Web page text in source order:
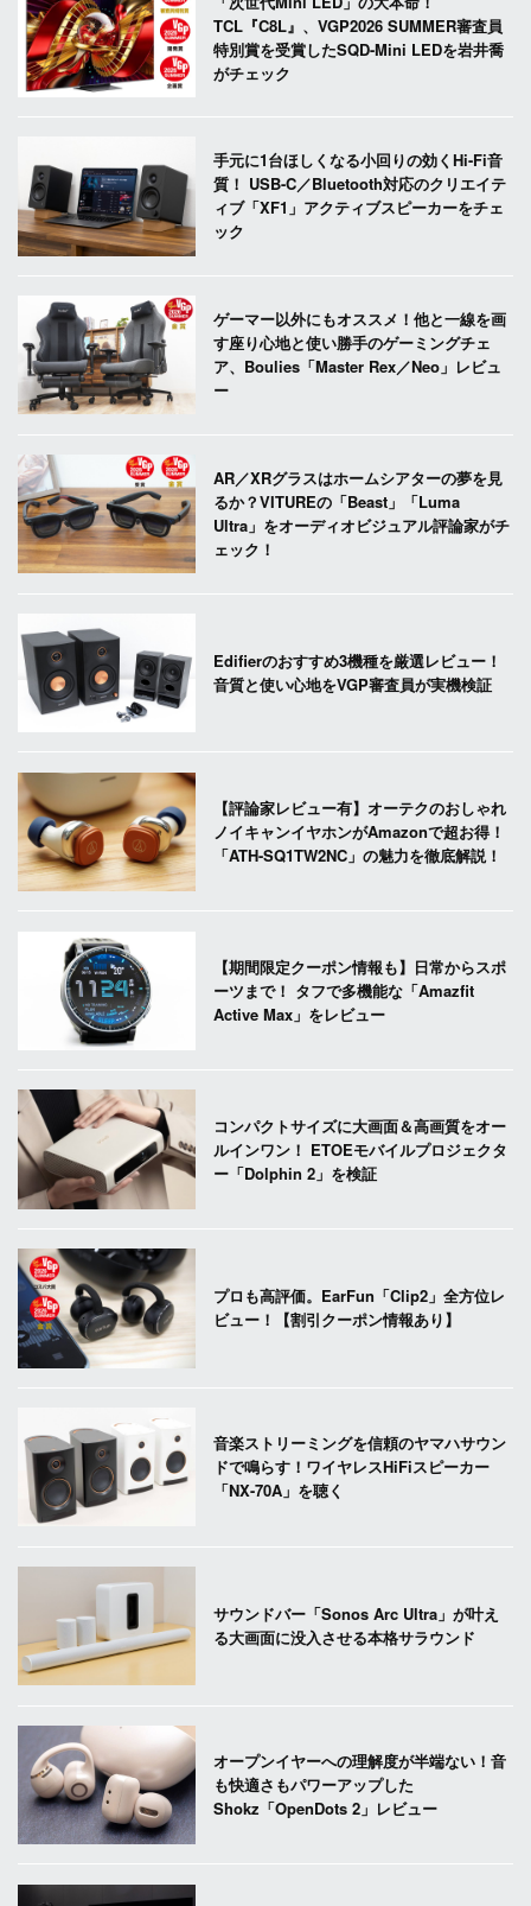
TCL『C8L』、VGP2026 SUMMER審査員
特別賞を受賞したSQD-Mini LEDを岩井喬
がチェック
手元に1台ほしくなる小回りの効くHi-Fi音
質！ USB-C／Bluetooth対応のクリエイテ
ィブ「XF1」アクティブスピーカーをチェ
ック
ゲーマー以外にもオススメ！他と一線を画
す座り心地と使い勝手のゲーミングチェ
ア、Boulies「Master Rex／Neo」レビュ
ー
AR／XRグラスはホームシアターの夢を見
るか？VITUREの「Beast」「Luma
Ultra」をオーディオビジュアル評論家がチ
ェック！
Edifierのおすすめ3機種を厳選レビュー！
音質と使い心地をVGP審査員が実機検証
【評論家レビュー有】オーテクのおしゃれ
ノイキャンイヤホンがAmazonで超お得！
「ATH-SQ1TW2NC」の魅力を徹底解説！
【期間限定クーポン情報も】日常からスポ
ーツまで！ タフで多機能な「Amazfit
Active Max」をレビュー
コンパクトサイズに大画面＆高画質をオー
ルインワン！ ETOEモバイルプロジェクタ
ー「Dolphin 2」を検証
プロも高評価。EarFun「Clip2」全方位レ
ビュー！【割引クーポン情報あり】
音楽ストリーミングを信頼のヤマハサウン
ドで鳴らす！ワイヤレスHiFiスピーカー
「NX-70A」を聴く
サウンドバー「Sonos Arc Ultra」が叶え
る大画面に没入させる本格サラウンド
オープンイヤーへの理解度が半端ない！音
も快適さもパワーアップした
Shokz「OpenDots 2」レビュー